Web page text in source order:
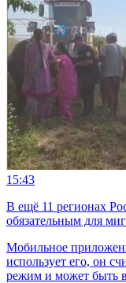
15:43
В ещё 11 регионах
обязательным для
Мобильное
использует его, он
режим и может быть